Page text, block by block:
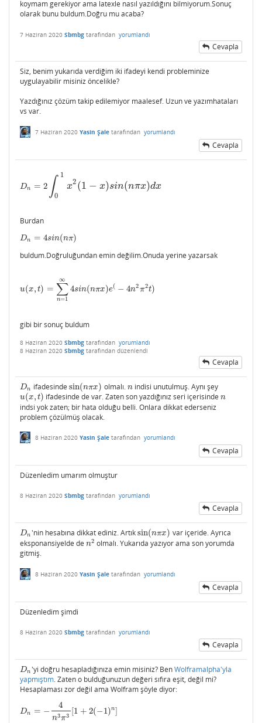
koymam gerekiyor ama latexle nasıl yazıldığını bilmiyorum.Sonuç
olarak bunu buldum.Doğru mu acaba?
7 Haziran 2020 Sbmbg tarafından yorumlandı
Cevapla
Siz, benim yukarıda verdiğim iki ifadeyi kendi probleminize
uygulayabilir misiniz öncelikle?
Yazdığınız çözüm takip edilemiyor maalesef. Uzun ve yazımhataları
vs var.
7 Haziran 2020 Yasin Şale tarafından yorumlandı
Cevapla
Dn = 2 ∫ 1
0
x2 (1 − x)sin(nπx)dx
D n ∫01x2(1−x )sin(nπx)dx
Burdan
Dn = 4sin(nπ)
D n= 4sin(nπ)
buldum.Doğruluğundan emin değilim.Onuda yerine yazarsak
u(x, t) = ∑
n=1
∞
4sin(nπx)e( − 4n2π2t)
u(x, )= ∑n= 1∞4sin(nπx)e(− 4n 2π2t)
gibi bir sonuç buldum
8 Haziran 2020 Sbmbg tarafından yorumlandı
8 Haziran 2020 Sbmbg tarafından düzenlendi
Cevapla
Dn
Dn ifadesindesin(nπx)
sin(nπx) olmalı. n
nindisi unutulmuş. Aynı şey
u(x, t)
u(x,t) ifadesinde de var. Zaten son yazdığınız seri içerisinden
n
indsi yok zaten; bir hata olduğu belli. Onlara dikkat ederseniz
problem çözülmüş olacak.
8 Haziran 2020 Yasin Şale tarafından yorumlandı
Cevapla
Düzenledim umarım olmuştur
8 Haziran 2020 Sbmbg tarafından yorumlandı
Cevapla
Dn
Dn 'nin hesabına dikkat ediniz. Artıksin(nπx)
sin(nπx)
var içeride. Ayrıca
eksponansiyelde de n2
n2 olmalı. Yukarıda yazıyor ama son yorumda
gitmiş.
8 Haziran 2020 Yasin Şale tarafından yorumlandı
Cevapla
Düzenledim şimdi
8 Haziran 2020 Sbmbg tarafından yorumlandı
Cevapla
Dn
Dn 'yi doğru hesapladığınıza emin misiniz? BenWolframalpha'yla
yapmıştım. Zaten o bulduğunuzun değeri sıfıra eşit, değil mi?
Hesaplaması zor değil ama Wolfram şöyle diyor:
Dn = −
4
n3π3
[1 + 2(−1)n]
Dn =−4n3π3 1+2( −1)n]